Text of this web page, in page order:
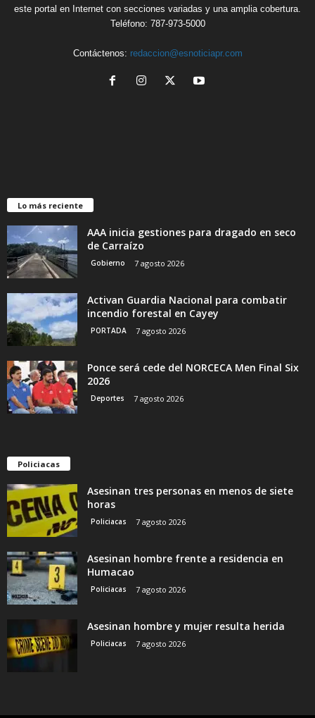
este portal en Internet con secciones variadas y una amplia cobertura.
Teléfono: 787-973-5000
Contáctenos: redaccion@esnoticiapr.com
Lo más reciente
AAA inicia gestiones para dragado en seco
de Carraízo
Gobierno 7 agosto 2026
Activan Guardia Nacional para combatir
incendio forestal en Cayey
PORTADA 7 agosto 2026
Ponce será cede del NORCECA Men Final Six
2026
Deportes 7 agosto 2026
Policiacas
Asesinan tres personas en menos de siete
horas
Policiacas 7 agosto 2026
Asesinan hombre frente a residencia en
Humacao
Policiacas 7 agosto 2026
Asesinan hombre y mujer resulta herida
Policiacas 7 agosto 2026